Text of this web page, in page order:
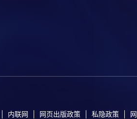
内联网 网页出版政策 私隐政策